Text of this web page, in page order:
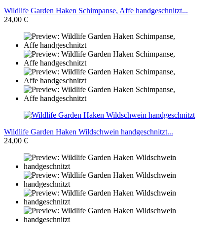
Wildlife Garden Haken Schimpanse, Affe handgeschnitzt...
24,00 €
Wildlife Garden Haken Wildschwein handgeschnitzt...
24,00 €